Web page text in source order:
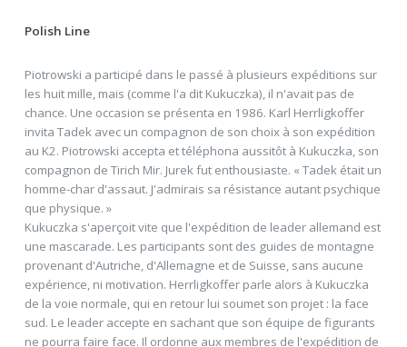
Polish Line
Piotrowski a participé dans le passé à plusieurs expéditions sur
les huit mille, mais (comme l'a dit Kukuczka), il n'avait pas de
chance. Une occasion se présenta en 1986. Karl Herrligkoffer
invita Tadek avec un compagnon de son choix à son expédition
au K2. Piotrowski accepta et téléphona aussitôt à Kukuczka, son
compagnon de Tirich Mir. Jurek fut enthousiaste. « Tadek était un
homme-char d'assaut. J'admirais sa résistance autant psychique
que physique. »
Kukuczka s'aperçoit vite que l'expédition de leader allemand est
une mascarade. Les participants sont des guides de montagne
provenant d'Autriche, d'Allemagne et de Suisse, sans aucune
expérience, ni motivation. Herrligkoffer parle alors à Kukuczka
de la voie normale, qui en retour lui soumet son projet : la face
sud. Le leader accepte en sachant que son équipe de figurants
ne pourra faire face. Il ordonne aux membres de l'expédition de